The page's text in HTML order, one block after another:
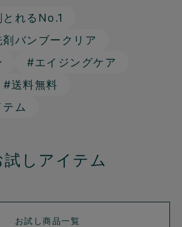
れるNo.1
バンブークリア
#エイジングケア
#送料無料
ム
試しアイテム
お試し商品一覧